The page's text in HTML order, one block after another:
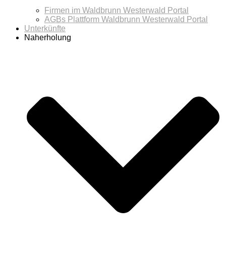
Firmen im Waldbrunn Westerwald Portal
AGBs Plattform Waldbrunn Westerwald Portal
Unterkünfte
Naherholung